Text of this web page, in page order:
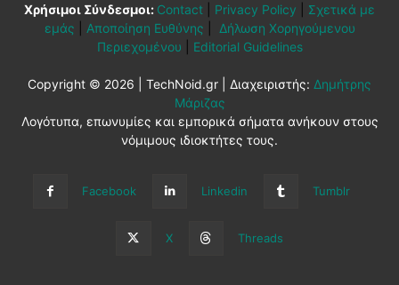
Χρήσιμοι Σύνδεσμοι: Contact Privacy Policy
Σχετικά με
εμάς
Αποποίηση Ευθύνης
Δήλωση Χορηγούμενου
Περιεχομένου
Editorial Guidelines
Copyright © 2026 | TechNoid.gr | Διαχειριστής: Δημήτρης
Μάριζας
Λογότυπα, επωνυμίες και εμπορικά σήματα ανήκουν στους
νόμιμους ιδιοκτήτες τους.
Facebook Linkedin Tumblr
X Threads